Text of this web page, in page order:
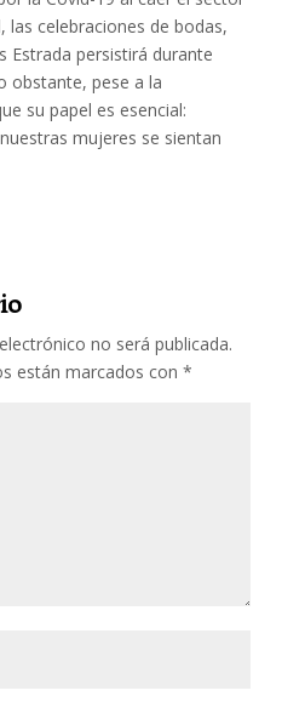
las celebraciones de bodas,
Estrada persistirá durante
obstante, pese a la
su papel es esencial:
mujeres se sientan
no será publicada.
están marcados con *